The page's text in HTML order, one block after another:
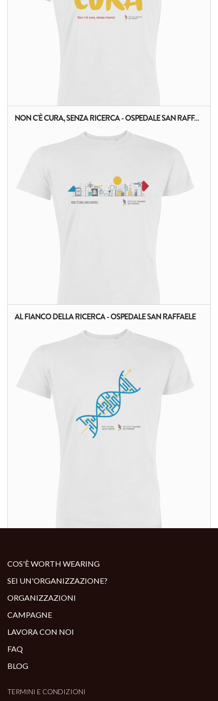
NON C'È CURA, SENZA RICERCA - OSPEDALE SAN RAFFAELE
AL FIANCO DELLA RICERCA - OSPEDALE SAN RAFFAELE
COS'È WORTH WEARING
SEI UN'ORGANIZZAZIONE?
ORGANIZZAZIONI
CAMPAGNE
LAVORA CON NOI
FAQ
BLOG
TERMINI E CONDIZIONI